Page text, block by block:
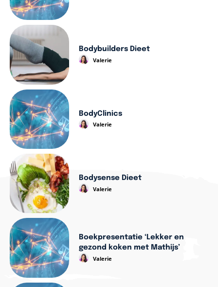
Bodybuilders Dieet
Valerie
BodyClinics
Valerie
Bodysense Dieet
Valerie
Boekpresentatie ‘Lekker en
gezond koken met Mathijs’
Valerie